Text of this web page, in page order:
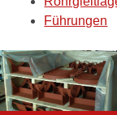
Führungen